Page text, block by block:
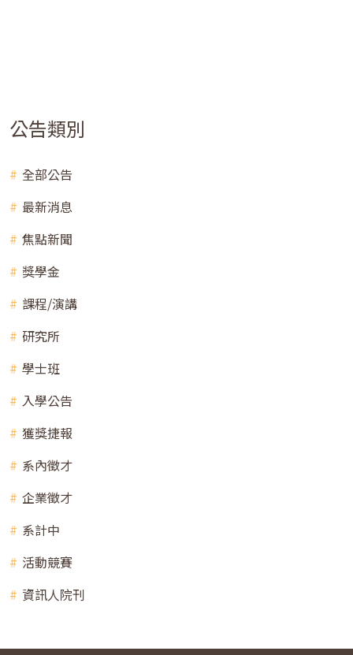
公告類別
全部公告
最新消息
焦點新聞
獎學金
課程/演講
研究所
學士班
入學公告
獲獎捷報
系內徵才
企業徵才
系計中
活動競賽
資訊人院刊